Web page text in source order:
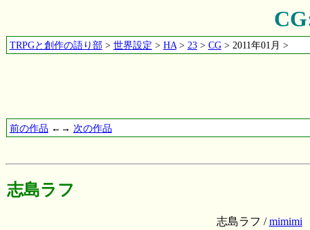
TRPGと創作の語り部> 世界設定 > HA> 23> CG> 2011年01月 >
前の作品 ←→ 次の作品
志島ラフ
志島ラフ /mimimi